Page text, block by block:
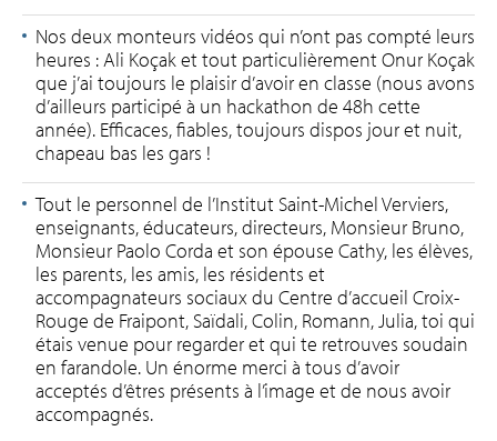
Nos deux monteurs vidéos qui n’ont pas compté leurs
heures : Ali Koçak et tout particulièrement Onur Koçak
que j’ai toujours le plaisir d’avoir en classe (nous avons
d’ailleurs participé à un hackathon de 48h cette
année). Efficaces, fiables, toujours dispos jour et nuit,
chapeau bas les gars !
Tout le personnel de l’Institut Saint-Michel Verviers,
enseignants, éducateurs, directeurs, Monsieur Bruno,
Monsieur Paolo Corda et son épouse Cathy, les élèves,
les parents, les amis, les résidents et
accompagnateurs sociaux du Centre d’accueil Croix-
Rouge de Fraipont, Saïdali, Colin, Romann, Julia, toi qui
étais venue pour regarder et qui te retrouves soudain
en farandole. Un énorme merci à tous d’avoir
acceptés d’êtres présents à l’image et de nous avoir
accompagnés.